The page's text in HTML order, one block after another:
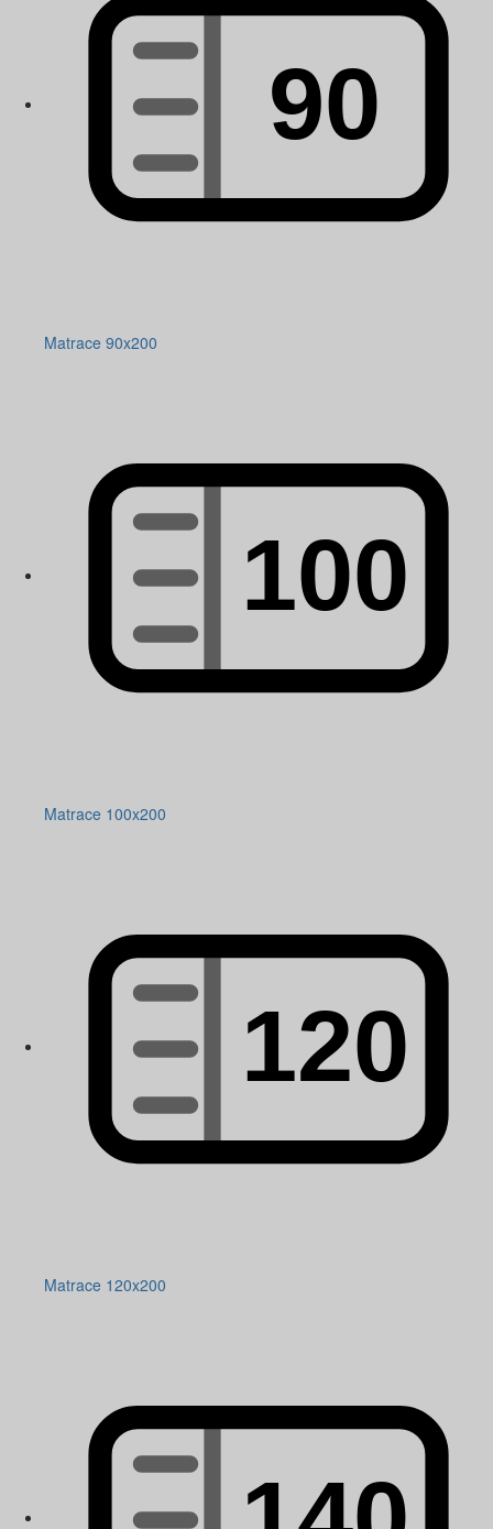
Matrace 90x200
Matrace 100x200
Matrace 120x200